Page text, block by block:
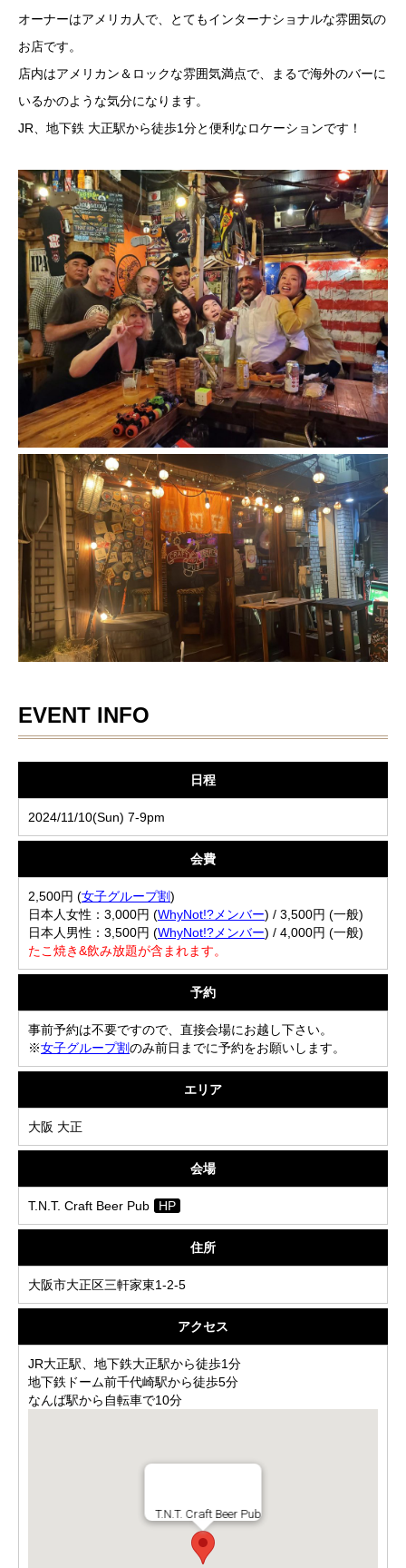
オーナーはアメリカ人で、とてもインターナショナルな雰囲気の
お店です。
店内はアメリカン＆ロックな雰囲気満点で、まるで海外のバーに
いるかのような気分になります。
JR、地下鉄 大正駅から徒歩1分と便利なロケーションです！
EVENT INFO
日程
2024/11/10(Sun) 7-9pm
会費
2,500円 (女子グループ割)
日本人女性：3,000円 (WhyNot!?メンバー) / 3,500円 (一般)
日本人男性：3,500円 (WhyNot!?メンバー) / 4,000円 (一般)
たこ焼き&飲み放題が含まれます。
予約
事前予約は不要ですので、直接会場にお越し下さい。
※女子グループ割のみ前日までに予約をお願いします。
エリア
大阪 大正
会場
T.N.T. Craft Beer Pub HP
住所
大阪市大正区三軒家東1-2-5
アクセス
JR大正駅、地下鉄大正駅から徒歩1分
地下鉄ドーム前千代崎駅から徒歩5分
なんば駅から自転車で10分
T.N.T. Craft Beer Pub